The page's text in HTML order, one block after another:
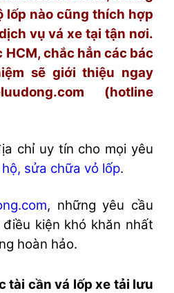
lốp nào cũng thích hợp
vụ vá xe tại tận nơi.
HCM, chắc hẳn các bác
sẽ giới thiệu ngay
(hotline
chỉ uy tín cho mọi yêu
sửa chữa vỏ lốp.
, những yêu cầu
kiện khó khăn nhất
hoàn hảo.
tài cần vá lốp xe tải lưu